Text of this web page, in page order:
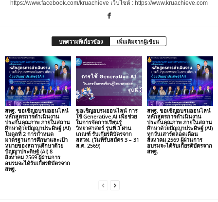
https://www.facebook.com/kruachieve เว็บไซต์ : https://www.kruachieve.com
บทความที่เกี่ยวข้อง เพิ่มเติมจากผู้เขียน
สพฐ. ขอเชิญอบรมออนไลน์
หลักสูตรการดำเนินงาน
ประกันคุณภาพ ภายในสถาน
ศึกษาด้วยปัญญาประดิษฐ์ (AI)
โมดูลที่ 2 การกำหนด
มาตรฐานการศึกษาและเป้า
หมายของสถานศึกษาด้วย
ปัญญาประดิษฐ์ (AI) 8
สิงหาคม 2569 ผู้ผ่านการ
อบรมจะได้รับเกียรติบัตรจาก
สพฐ.
ขอเชิญอบรมออนไลน์ การ
ใช้ Generative AI เพื่อช่วย
ในการจัดการเรียนรู้
วิทยาศาสตร์ รุ่นที่ 3 ผ่าน
เกณฑ์ รับเกียรติบัตรจาก
สสวท. (วันที่รับสมัคร 3 – 31
ส.ค. 2569)
สพฐ. ขอเชิญอบรมออนไลน์
หลักสูตรการดำเนินงาน
ประกันคุณภาพ ภายในสถาน
ศึกษาด้วยปัญญาประดิษฐ์ (AI)
ทุกวันเสาร์ตลอดเดือน
สิงหาคม 2569 ผู้ผ่านการ
อบรมจะได้รับเกียรติบัตรจาก
สพฐ.